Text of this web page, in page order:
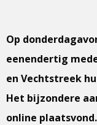
Op
eenendertig
en Vechtstreek
Het bijzondere
online